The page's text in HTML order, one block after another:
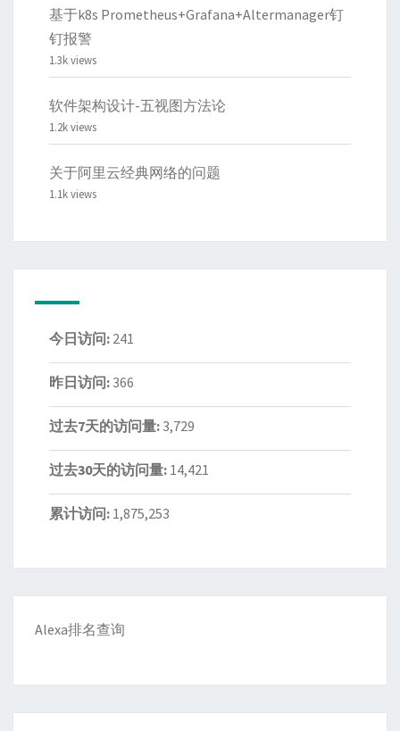
基于k8s Prometheus+Grafana+Altermanager钉
钉报警
1.3k views
软件架构设计-五视图方法论
1.2k views
关于阿里云经典网络的问题
1.1k views
今日访问: 241
昨日访问: 366
过去7天的访问量: 3,729
过去30天的访问量: 14,421
累计访问: 1,875,253
Alexa排名查询